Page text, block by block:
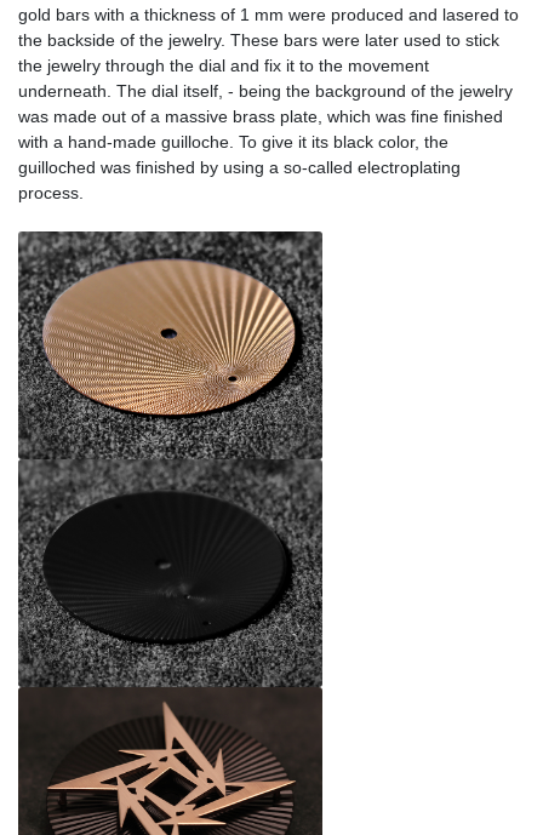
gold bars with a thickness of 1 mm were produced and lasered to
the backside of the jewelry. These bars were later used to stick
the jewelry through the dial and fix it to the movement
underneath. The dial itself, - being the background of the jewelry
was made out of a massive brass plate, which was fine finished
with a hand-made guilloche. To give it its black color, the
guilloched was finished by using a so-called electroplating
process.